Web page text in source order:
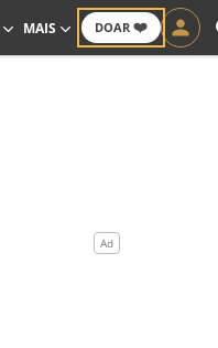
DOAR ❤️
MAIS